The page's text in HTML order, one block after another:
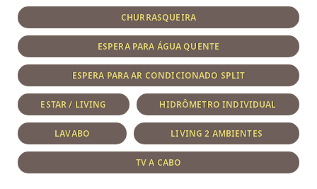
CHURRASQUEIRA
ESPERA PARA ÁGUA QUENTE
ESPERA PARA AR CONDICIONADO SPLIT
ESTAR / LIVING HIDRÔMETRO INDIVIDUAL
LAVABO LIVING 2 AMBIENTES
TV A CABO